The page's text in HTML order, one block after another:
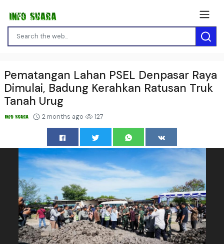
Pematangan Lahan PSEL Denpasar Raya
Dimulai, Badung Kerahkan Ratusan Truk
Tanah Urug
2 months ago 127